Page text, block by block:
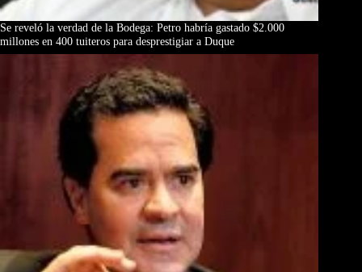
Se reveló la verdad de la Bodega: Petro habría gastado $2.000
millones en 400 tuiteros para desprestigiar a Duque